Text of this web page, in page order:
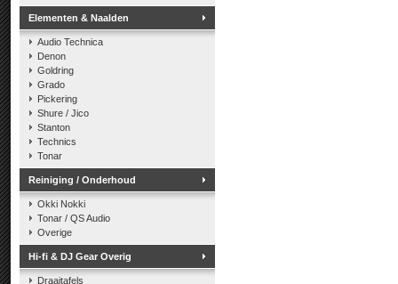
Elementen & Naalden
Audio Technica
Denon
Goldring
Grado
Pickering
Shure / Jico
Stanton
Technics
Tonar
Reiniging / Onderhoud
Okki Nokki
Tonar / QS Audio
Overige
Hi-fi & DJ Gear Overig
Draaitafels